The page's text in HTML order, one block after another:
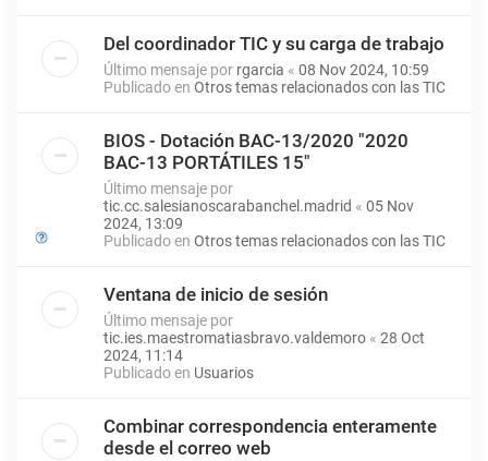
Del coordinador TIC y su carga de trabajo
Último mensaje por rgarcia « 08 Nov 2024, 10:59
Publicado en Otros temas relacionados con las TIC
BIOS - Dotación BAC-13/2020 "2020
BAC-13 PORTÁTILES 15"
Último mensaje por
tic.cc.salesianoscarabanchel.madrid « 05 Nov
2024, 13:09
Publicado en Otros temas relacionados con las TIC
Ventana de inicio de sesión
Último mensaje por
tic.ies.maestromatiasbravo.valdemoro « 28 Oct
2024, 11:14
Publicado en Usuarios
Combinar correspondencia enteramente
desde el correo web